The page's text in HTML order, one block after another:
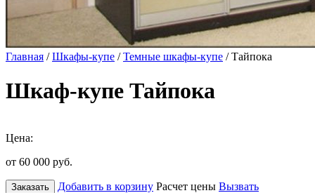
Главная /Шкафы-купе /Темные шкафы-купе / Тайпока
Шкаф-купе Тайпока
Цена:
от 60 000 руб.
Заказать Добавить в корзину Расчет цены Вызвать